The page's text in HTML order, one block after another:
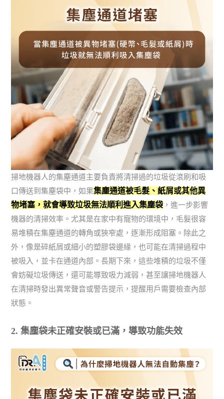
掃地機器人的集塵通道主要負責將清掃過的垃圾從滾刷和吸
口傳送到集塵袋中，如果集塵通道被毛髮、紙屑或其他異
物堵塞，就會導致垃圾無法順利進入集塵袋，進一步影響
機器的清掃效率。尤其是在家中有寵物的環境中，毛髮很容
易堆積在集塵通道的轉角或狹窄處，逐漸形成阻塞。除此之
外，像是碎紙屑或細小的塑膠袋邊緣，也可能在清掃過程中
被吸入，並卡在通道內部。長期下來，這些堆積的垃圾不僅
會妨礙垃圾傳送，還可能導致吸力減弱，甚至讓掃地機器人
在清掃時發出異常聲音或警告提示，提醒用戶需要檢查內部
狀態。
2. 集塵袋未正確安裝或已滿，導致功能失效